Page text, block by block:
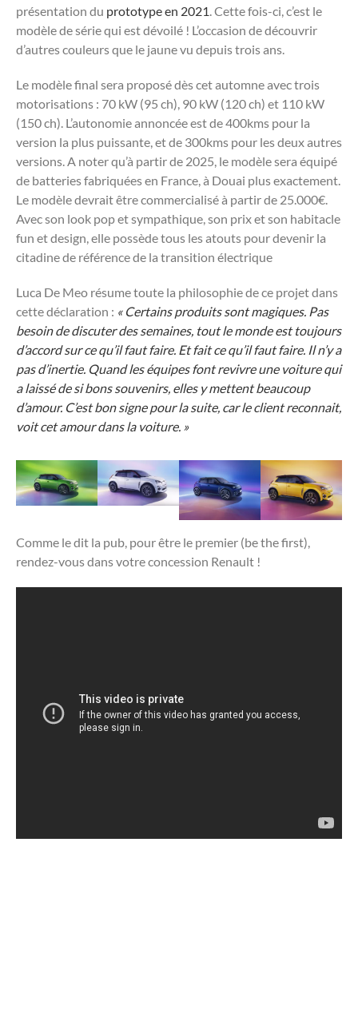
présentation du prototype en 2021. Cette fois-ci, c’est le
modèle de série qui est dévoilé ! L’occasion de découvrir
d’autres couleurs que le jaune vu depuis trois ans.
Le modèle final sera proposé dès cet automne avec trois
motorisations : 70 kW (95 ch), 90 kW (120 ch) et 110 kW
(150 ch). L’autonomie annoncée est de 400kms pour la
version la plus puissante, et de 300kms pour les deux autres
versions. A noter qu’à partir de 2025, le modèle sera équipé
de batteries fabriquées en France, à Douai plus exactement.
Le modèle devrait être commercialisé à partir de 25.000€.
Avec son look pop et sympathique, son prix et son habitacle
fun et design, elle possède tous les atouts pour devenir la
citadine de référence de la transition électrique
Luca De Meo résume toute la philosophie de ce projet dans
cette déclaration : « Certains produits sont magiques. Pas
besoin de discuter des semaines, tout le monde est toujours
d’accord sur ce qu’il faut faire. Et fait ce qu’il faut faire. Il n’y a
pas d’inertie. Quand les équipes font revivre une voiture qui
a laissé de si bons souvenirs, elles y mettent beaucoup
d’amour. C’est bon signe pour la suite, car le client reconnait,
voit cet amour dans la voiture. »
Comme le dit la pub, pour être le premier (be the first),
rendez-vous dans votre concession Renault !